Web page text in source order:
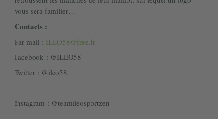
vous sera familier…
Contacts :
Par mail : ILEO58@free.fr
Facebook : @ILEO58
Twitter : @ileo58
Instagram : @teamileosportzen